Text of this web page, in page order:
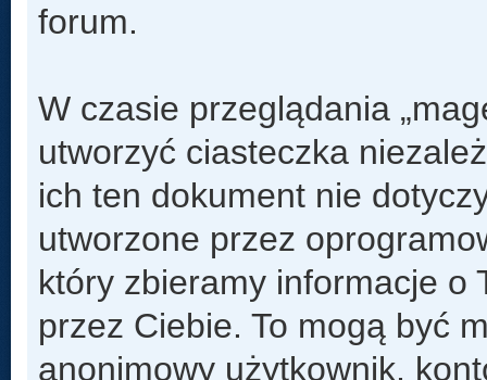
forum.
W czasie przeglądania
utworzyć ciasteczka
ich ten dokument nie
utworzone przez
który zbieramy informacje o
przez Ciebie. To mogą być
anonimowy użytkownik,